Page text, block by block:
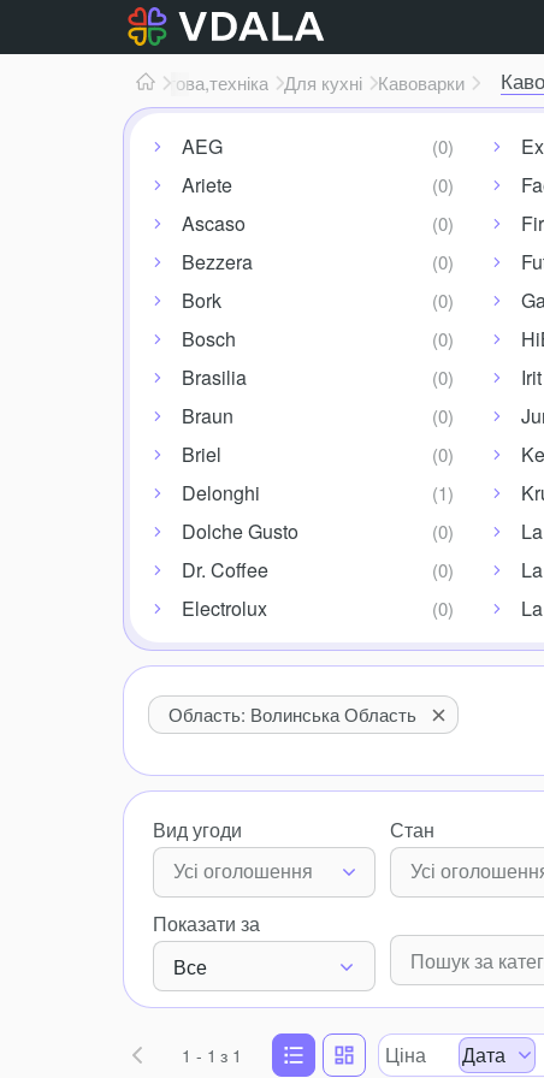
Побутова,техніка Для кухні Кавоварки
AEG
Ariete
Ascaso
Bezzera
Bork
Bosch
Brasilia
Braun
Briel
Delonghi
Dolche Gusto
Dr. Coffee
Electrolux
Irit
Область: Волинська Область
Вид угоди
Усі оголошення
Стан
Усі
Показати за
Все
1 - 1 з 1 Ціна Дата